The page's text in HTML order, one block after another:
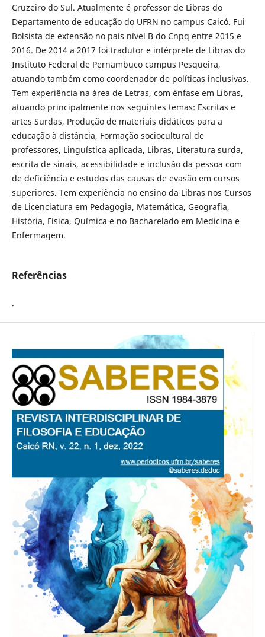
Cruzeiro do Sul. Atualmente é professor de Libras do
Departamento de educação do UFRN no campus Caicó. Fui
Bolsista de extensão no país nível B do Cnpq entre 2015 e
2016. De 2014 a 2017 foi tradutor e intérprete de Libras do
Instituto Federal de Pernambuco campus Pesqueira,
atuando também como coordenador de políticas inclusivas.
Tem experiência na área de Letras, com ênfase em Libras,
atuando principalmente nos seguintes temas: Escritas e
artes Surdas, Produção de materiais didáticos para a
educação à distância, Formação sociocultural de
professores, Linguística aplicada, Libras, Literatura surda,
escrita de sinais, acessibilidade e inclusão da pessoa com
de deficiência e estudos das causas de evasão em cursos
superiores. Tem experiência no ensino da Libras nos Cursos
de Licenciatura em Pedagogia, Matemática, Geografia,
História, Física, Química e no Bacharelado em Medicina e
Enfermagem.
Referências
.